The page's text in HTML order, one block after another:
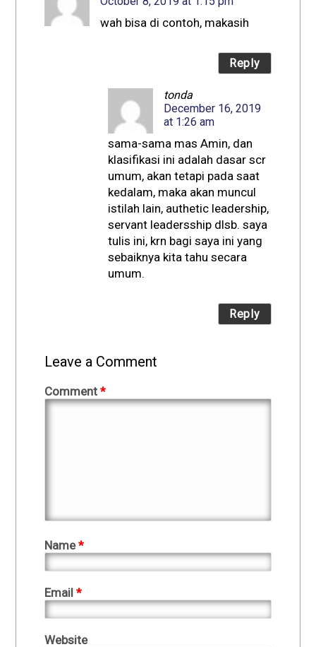
wah bisa di contoh, makasih
Reply
tonda
December 16, 2019
at 1:26 am
sama-sama mas Amin, dan
klasifikasi ini adalah dasar scr
umum, akan tetapi pada saat
kedalam, maka akan muncul
istilah lain, authetic leadership,
servant leadersship dlsb. saya
tulis ini, krn bagi saya ini yang
sebaiknya kita tahu secara
umum.
Reply
Leave a Comment
Comment*
Name*
Email*
Website